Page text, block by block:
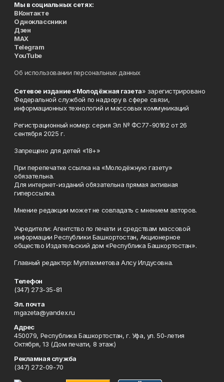
Мы в социальных сетях:
ВКонтакте
Одноклассники
Дзен
MAX
Telegram
YouTube
Об использовании персональных данных
Сетевое издание «Молодёжная газета» зарегистрировано
Федеральной службой по надзору в сфере связи,
информационных технологий и массовых коммуникаций
Регистрационный номер: серия Эл № ФС77-90162 от 26
сентября 2025 г.
Запрещено для детей «18+»
При перепечатке ссылка на «Молодёжную газету»
обязательна.
Для интернет-изданий обязательна прямая активная
гиперссылка.
Мнение редакции может не совпадать с мнением авторов.
Учредители: Агентство по печати и средствам массовой
информации Республики Башкортостан, Акционерное
общество Издательский дом «Республика Башкортостан».
Главный редактор: Муллахметова Алсу Илдусовна.
Телефон
(347) 273-35-81
Эл. почта
mgazeta@yandex.ru
Адрес
450079, Республика Башкортостан, г. Уфа, ул. 50-летия
Октября, 13 (Дом печати, 8 этаж)
Рекламная служба
(347) 272-09-70